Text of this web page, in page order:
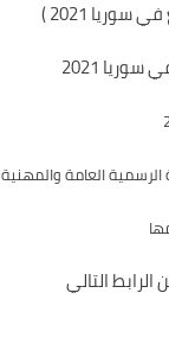
2021
الرسمية العامة والمهنية